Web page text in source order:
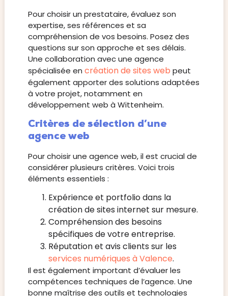
Pour choisir un prestataire, évaluez son
expertise, ses références et sa
compréhension de vos besoins. Posez des
questions sur son approche et ses délais.
Une collaboration avec une agence
spécialisée en création de sites web peut
également apporter des solutions adaptées
à votre projet, notamment en
développement web à Wittenheim.
Critères de sélection d’une
agence web
Pour choisir une agence web, il est crucial de
considérer plusieurs critères. Voici trois
éléments essentiels :
Expérience et portfolio dans la
création de sites internet sur mesure.
Compréhension des besoins
spécifiques de votre entreprise.
Réputation et avis clients sur les
services numériques à Valence.
Il est également important d’évaluer les
compétences techniques de l’agence. Une
bonne maîtrise des outils et technologies